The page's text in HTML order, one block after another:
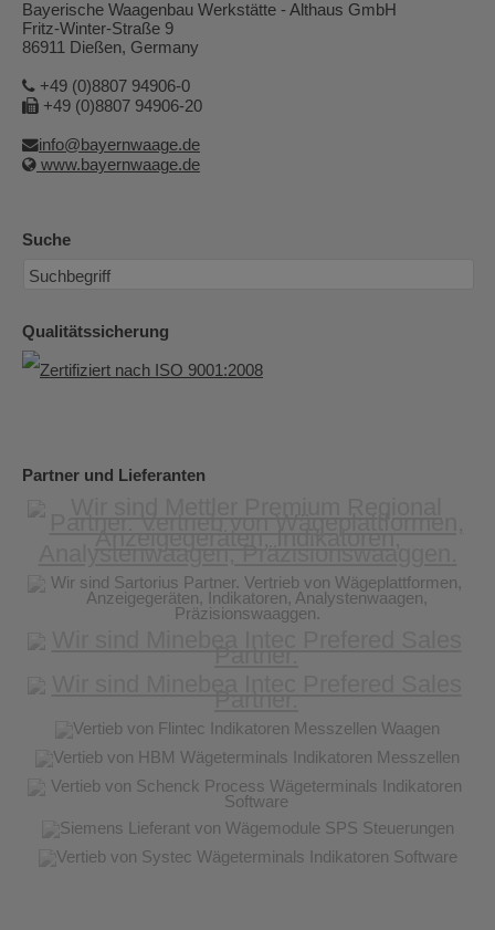
Bayerische Waagenbau Werkstätte - Althaus GmbH
Fritz-Winter-Straße 9
86911 Dießen, Germany
+49 (0)8807 94906-0
+49 (0)8807 94906-20
info@bayernwaage.de
www.bayernwaage.de
Suche
Qualitätssicherung
Partner und Lieferanten